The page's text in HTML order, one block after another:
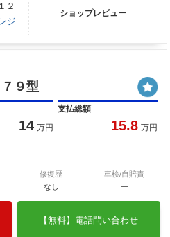
２
ジ
ショップレビュー
―
９型
14 万円
支払総額
15.8 万円
修復歴
なし
車検/自賠責
―
【無料】電話問い合わせ